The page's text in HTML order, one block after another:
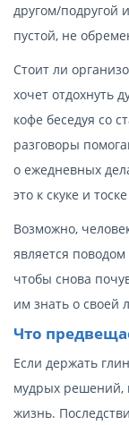
другом/подругой
пустой, не
Стоит ли
хочет отдохнуть
кофе беседуя со
разговоры
о ежедневных
это к скуке и
Возможно,
является
чтобы снова
им знать о своей
Что
Если держать
мудрых решений,
жизнь.